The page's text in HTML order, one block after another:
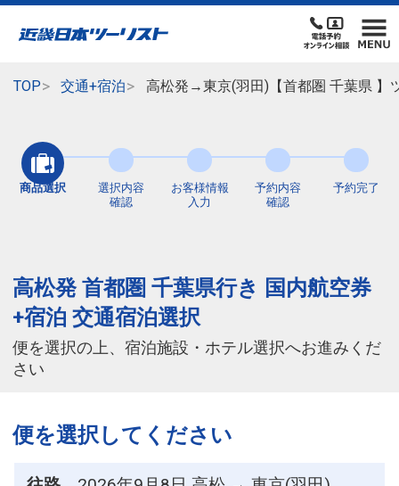
TOP 交通+宿泊 高松発→東京(羽田)【首都圏 千葉県 】
商品選択
選択内容
確認
お客様情報
入力
予約内容
確認
予約完了
高松発 首都圏 千葉県行き 国内航空券
+宿泊 交通宿泊選択
便を選択の上、宿泊施設・ホテル選択へお進みくだ
さい
便を選択してください